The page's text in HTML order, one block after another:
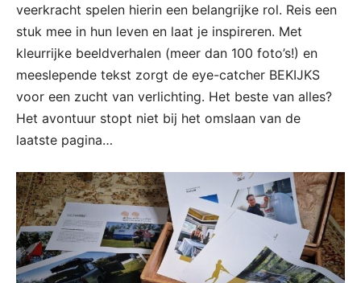
veerkracht spelen hierin een belangrijke rol. Reis een
stuk mee in hun leven en laat je inspireren. Met
kleurrijke beeldverhalen (meer dan 100 foto’s!) en
meeslepende tekst zorgt de eye-catcher BEKIJKS
voor een zucht van verlichting. Het beste van alles?
Het avontuur stopt niet bij het omslaan van de
laatste pagina…